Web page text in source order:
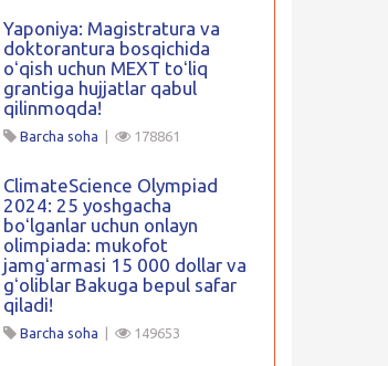
Yaponiya: Magistratura va
doktorantura bosqichida
oʻqish uchun MEXT toʻliq
grantiga hujjatlar qabul
qilinmoqda!
Barcha soha 178861
ClimateScience Olympiad
2024: 25 yoshgacha
boʻlganlar uchun onlayn
olimpiada: mukofot
jamgʻarmasi 15 000 dollar va
gʻoliblar Bakuga bepul safar
qiladi!
Barcha soha 149653